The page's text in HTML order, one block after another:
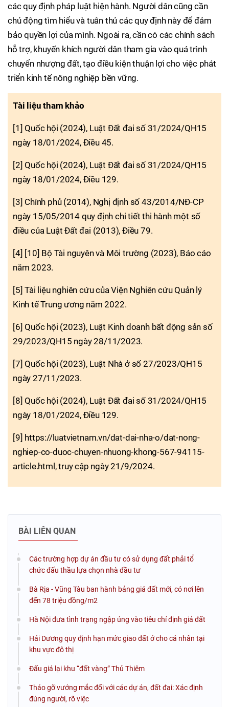
các quy định pháp luật hiện hành. Người dân cũng cần
chủ động tìm hiểu và tuân thủ các quy định này để đảm
bảo quyền lợi của mình. Ngoài ra, cần có các chính sách
hỗ trợ, khuyến khích người dân tham gia vào quá trình
chuyển nhượng đất, tạo điều kiện thuận lợi cho việc phát
triển kinh tế nông nghiệp bền vững.
Tài liệu tham khảo
[1] Quốc hội (2024), Luật Đất đai số 31/2024/QH15
ngày 18/01/2024, Điều 45.
[2] Quốc hội (2024), Luật Đất đai số 31/2024/QH15
ngày 18/01/2024, Điều 129.
[3] Chính phủ (2014), Nghị định số 43/2014/NĐ-CP
ngày 15/05/2014 quy định chi tiết thi hành một số
điều của Luật Đất đai (2013), Điều 79.
[4] [10] Bộ Tài nguyên và Môi trường (2023), Báo cáo
năm 2023.
[5] Tài liệu nghiên cứu của Viện Nghiên cứu Quản lý
Kinh tế Trung ương năm 2022.
[6] Quốc hội (2023), Luật Kinh doanh bất động sản số
29/2023/QH15 ngày 28/11/2023.
[7] Quốc hội (2023), Luật Nhà ở số 27/2023/QH15
ngày 27/11/2023.
[8] Quốc hội (2024), Luật Đất đai số 31/2024/QH15
ngày 18/01/2024, Điều 129.
[9] https://luatvietnam.vn/dat-dai-nha-o/dat-nong-
nghiep-co-duoc-chuyen-nhuong-khong-567-94115-
article.html, truy cập ngày 21/9/2024.
BÀI LIÊN QUAN
Các trường hợp dự án đầu tư có sử dụng đất phải tổ
chức đấu thầu lựa chọn nhà đầu tư
Bà Rịa - Vũng Tàu ban hành bảng giá đất mới, có nơi lên
đến 78 triệu đồng/m2
Hà Nội đưa tình trạng ngập úng vào tiêu chí định giá đất
Hải Dương quy định hạn mức giao đất ở cho cá nhân tại
khu vực đô thị
Đấu giá lại khu “đất vàng” Thủ Thiêm
Tháo gỡ vướng mắc đối với các dự án, đất đai: Xác định
đúng người, rõ việc